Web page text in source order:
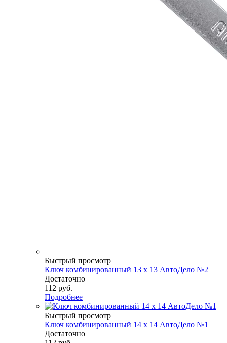
Быстрый просмотр
Ключ комбинированный 13 х 13 АвтоДело №2
Достаточно
112 руб.
Подробнее
Быстрый просмотр
Ключ комбинированный 14 х 14 АвтоДело №1
Достаточно